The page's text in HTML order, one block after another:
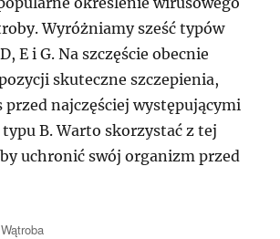
Wyróżniamy sześć typów
E i G. Na szczęście obecnie
skuteczne szczepienia,
przed najczęściej występującymi
B. Warto skorzystać z tej
uchronić swój organizm przed
Kategorie
Wątroba